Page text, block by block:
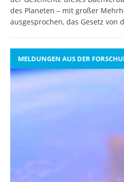
des Planeten – mit großer
ausgesprochen, das Gesetz von
MELDUNGEN AUS DER